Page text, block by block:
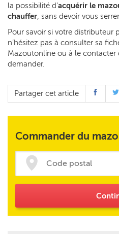
la possibilité d’acquérir le
chauffer, sans devoir vous
Pour savoir si votre distributeur
n’hésitez pas à consulter sa
Mazoutonline ou à le
demander.
Partager cet article
Commander du